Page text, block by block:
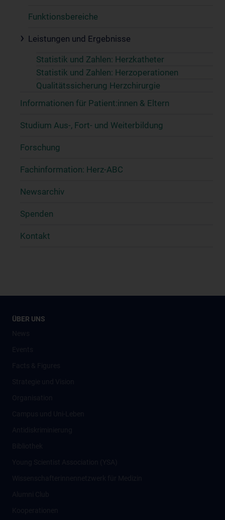
Funktionsbereiche
Leistungen und Ergebnisse
Statistik und Zahlen: Herzkatheter
Statistik und Zahlen: Herzoperationen
Qualitätssicherung Herzchirurgie
Informationen für Patient:innen & Eltern
Studium Aus-, Fort- und Weiterbildung
Forschung
Fachinformation: Herz-ABC
Newsarchiv
Spenden
Kontakt
ÜBER UNS